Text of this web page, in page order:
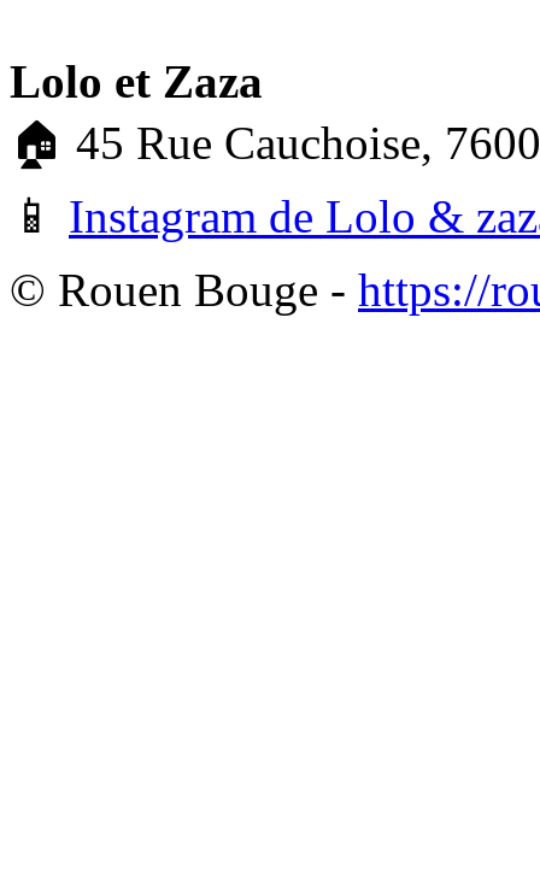
Lolo et Zaza
🏠 45 Rue Cauchoise,
📱 Instagram de Lolo &
© Rouen Bouge - https://